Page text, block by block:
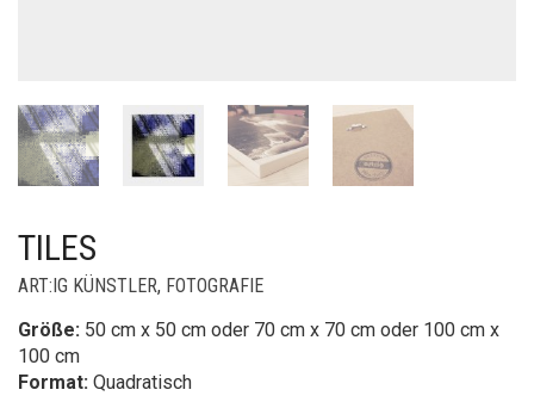
TILES
ART:IG KÜNSTLER, FOTOGRAFIE
Größe: 50 cm x 50 cm oder 70 cm x 70 cm oder 100 cm x
100 cm
Format: Quadratisch